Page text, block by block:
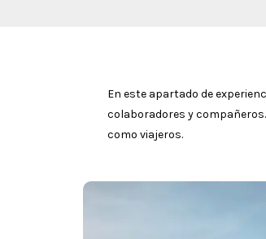
En este apartado de
colaboradores y
como viajeros.